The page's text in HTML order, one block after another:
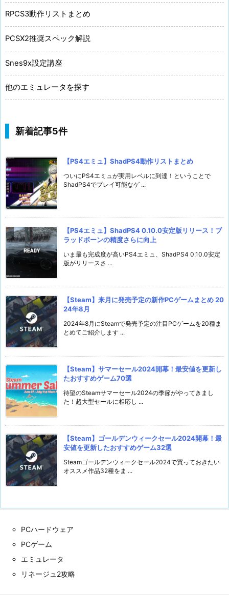
RPCS3動作リストまとめ
PCSX2推奨スペック解説
Snes9x設定講座
他のエミュレータを探す
新着記事5件
【PS4エミュ】ShadPS4動作リストまとめ
ついにPS4エミュが実用レベルに到達！ということで
ShadPS4でプレイ可能なゲ ...
【PS4エミュ】ShadPS4 0.10.0安定版リリース！ブ
ラッドボーンの精度さらに向上
いま最も完成度が高いPS4エミュ、ShadPS4 0.10.0安定
版がリリースさ ...
【Steam】来月に発売予定の新作PCゲームまとめ 20
24年8月
2024年8月にSteamで発売予定の注目PCゲームを20種ま
とめてご紹介します ...
【Steam】サマーセール2024開幕！最安値を更新し
たおすすめゲーム70選
待望のSteamサマーセール2024の季節がやってきまし
た！超大型セールに相応し ...
【Steam】ゴールデンウィークセール2024開幕！最
安値を更新したおすすめゲーム32選
Steamゴールデンウィークセール2024で買っておきたい
オススメ作品32種をま ...
PCハードウェア
PCゲーム
エミュレータ
リネージュ2攻略